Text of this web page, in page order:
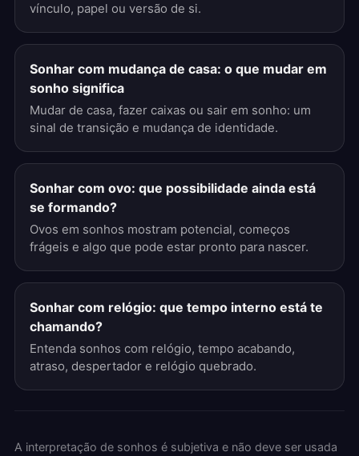
vínculo, papel ou versão de si.
Sonhar com mudança de casa: o que mudar em
sonho significa
Mudar de casa, fazer caixas ou sair em sonho: um
sinal de transição e mudança de identidade.
Sonhar com ovo: que possibilidade ainda está
se formando?
Ovos em sonhos mostram potencial, começos
frágeis e algo que pode estar pronto para nascer.
Sonhar com relógio: que tempo interno está te
chamando?
Entenda sonhos com relógio, tempo acabando,
atraso, despertador e relógio quebrado.
A interpretação de sonhos é subjetiva e não deve ser usada